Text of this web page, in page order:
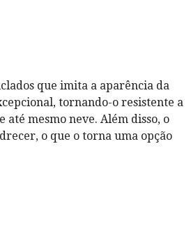
que imita a aparência da
tornando-o resistente a
até mesmo neve. Além disso, o
o que o torna uma opção